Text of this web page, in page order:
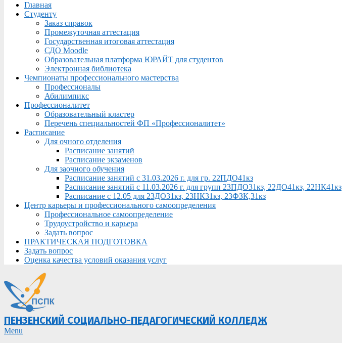
Menu
Главная
Студенту
Заказ справок
Промежуточная аттестация
Государственная итоговая аттестация
СДО Moodle
Образовательная платформа ЮРАЙТ для студентов
Электронная библиотека
Чемпионаты профессионального мастерства
Профессионалы
Абилимпикс
Профессионалитет
Образовательный кластер
Перечень специальностей ФП «Профессионалитет»
Расписание
Для очного отделения
Расписание занятий
Расписание экзаменов
Для заочного обучения
Расписание занятий с 31.03.2026 г. для гр. 22ПДО41кз
Расписание занятий с 11.03.2026 г. для групп 23ПДО31кз, 22ДО41кз, 22НК41кз
Расписание с 12.05 для 23ДО31кз, 23НК31кз, 23ФЗК,31кз
Центр карьеры и профессионального самоопределения
Профессиональное самоопределение
Трудоустройство и карьера
Задать вопрос
ПРАКТИЧЕСКАЯ ПОДГОТОВКА
Задать вопрос
Оценка качества условий оказания услуг
ПЕНЗЕНСКИЙ СОЦИАЛЬНО-ПЕДАГОГИЧЕСКИЙ КОЛЛЕДЖ
Primary
Menu